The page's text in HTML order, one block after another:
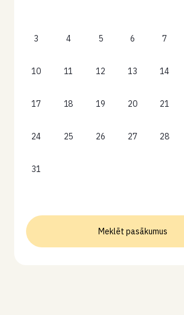
3 4 5 6 7
10 11 12 13 14
17 18 19 20 21
24 25 26 27 28
31
Meklēt pasākumus